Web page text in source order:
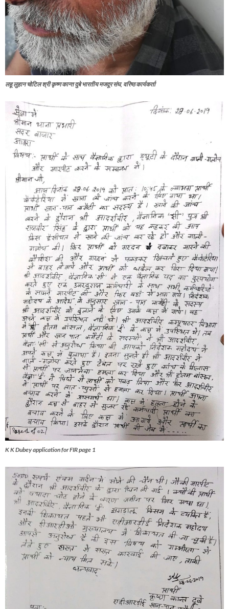
लहू लुहान चोटिल श्री कृष्ण कान्त दुबे भारतीय मजदूर संघ, वरिष्ठ कार्यकर्ता
K K Dubey application for FIR page 1